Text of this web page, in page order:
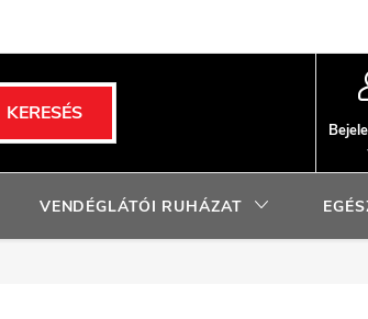
szabályzat
KERESÉS
VENDÉGLÁTÓI RUHÁZAT